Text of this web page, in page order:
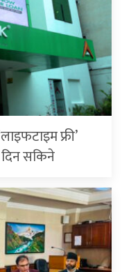
फ्री’
सकिने